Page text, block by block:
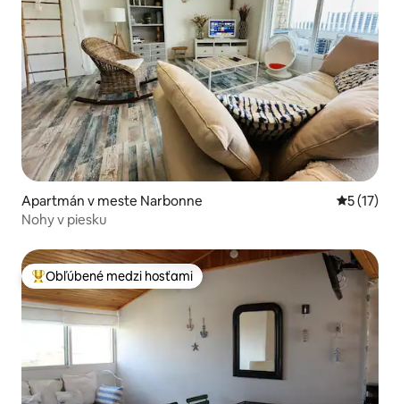
Apartmán v meste Narbonne
5 (17)
Nohy v piesku
Najobľúbenejšie medzi hosťami
Obľúbené medzi hosťami